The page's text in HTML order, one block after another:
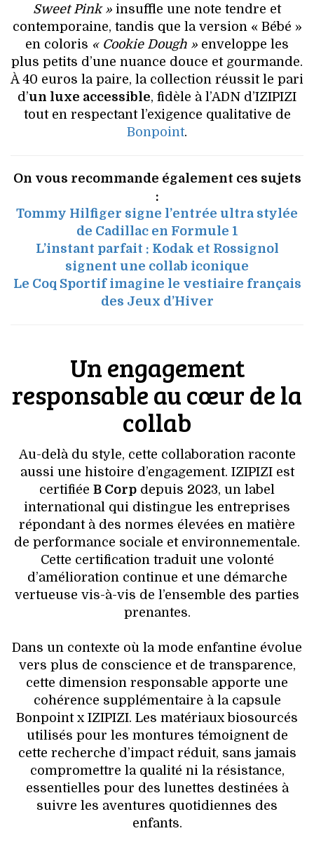
Sweet Pink » insuffle une note tendre et
contemporaine, tandis que la version « Bébé »
en coloris « Cookie Dough » enveloppe les
plus petits d’une nuance douce et gourmande.
À 40 euros la paire, la collection réussit le pari
d’un luxe accessible, fidèle à l’ADN d’IZIPIZI
tout en respectant l’exigence qualitative de
Bonpoint.
On vous recommande également ces sujets
:
Tommy Hilfiger signe l’entrée ultra stylée
de Cadillac en Formule 1
L’instant parfait : Kodak et Rossignol
signent une collab iconique
Le Coq Sportif imagine le vestiaire français
des Jeux d’Hiver
Un engagement
responsable au cœur de la
collab
Au-delà du style, cette collaboration raconte
aussi une histoire d’engagement. IZIPIZI est
certifiée B Corp depuis 2023, un label
international qui distingue les entreprises
répondant à des normes élevées en matière
de performance sociale et environnementale.
Cette certification traduit une volonté
d’amélioration continue et une démarche
vertueuse vis-à-vis de l’ensemble des parties
prenantes.
Dans un contexte où la mode enfantine évolue
vers plus de conscience et de transparence,
cette dimension responsable apporte une
cohérence supplémentaire à la capsule
Bonpoint x IZIPIZI. Les matériaux biosourcés
utilisés pour les montures témoignent de
cette recherche d’impact réduit, sans jamais
compromettre la qualité ni la résistance,
essentielles pour des lunettes destinées à
suivre les aventures quotidiennes des
enfants.